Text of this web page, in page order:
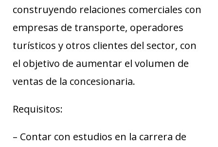
construyendo relaciones comerciales con
empresas de transporte, operadores
turísticos y otros clientes del sector, con
el objetivo de aumentar el volumen de
ventas de la concesionaria.
Requisitos:
– Contar con estudios en la carrera de